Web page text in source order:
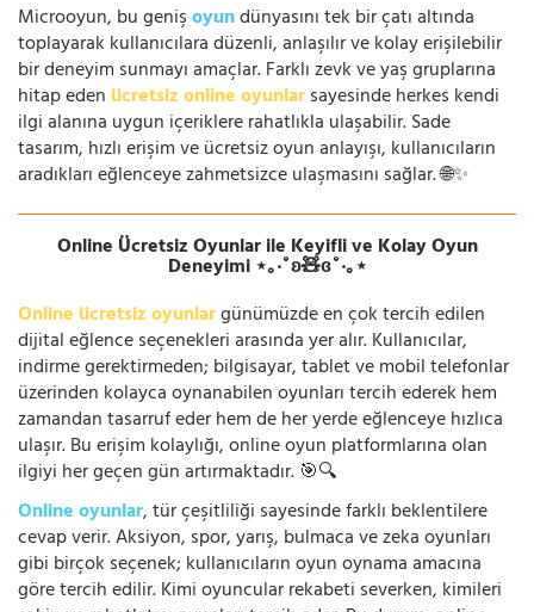
Microoyun, bu genişoyundünyasını tek bir çatı altında
toplayarak kullanıcılara düzenli, anlaşılır ve kolay erişilebilir
bir deneyim sunmayı amaçlar. Farklı zevk ve yaş gruplarına
hitap eden ücretsiz online oyunlarsayesinde herkes kendi
ilgi alanına uygun içeriklere rahatlıkla ulaşabilir. Sade
tasarım, hızlı erişim ve ücretsiz oyun anlayışı, kullanıcıların
aradıkları eğlenceye zahmetsizce ulaşmasını sağlar. 🌐✨
Online Ücretsiz Oyunlar ile Keyifli ve Kolay Oyun
Deneyimi ⋆｡‧˚ʚ🧸ɞ˚‧｡⋆
Online ücretsiz oyunlargünümüzde en çok tercih edilen
dijital eğlence seçenekleri arasında yer alır. Kullanıcılar,
indirme gerektirmeden; bilgisayar, tablet ve mobil telefonlar
üzerinden kolayca oynanabilen oyunları tercih ederek hem
zamandan tasarruf eder hem de her yerde eğlenceye hızlıca
ulaşır. Bu erişim kolaylığı, online oyun platformlarına olan
ilgiyi her geçen gün artırmaktadır. 🎯🔍
Online oyunlar, tür çeşitliliği sayesinde farklı beklentilere
cevap verir. Aksiyon, spor, yarış, bulmaca ve zeka oyunları
gibi birçok seçenek; kullanıcıların oyun oynama amacına
göre tercih edilir. Kimi oyuncular rekabeti severken, kimileri